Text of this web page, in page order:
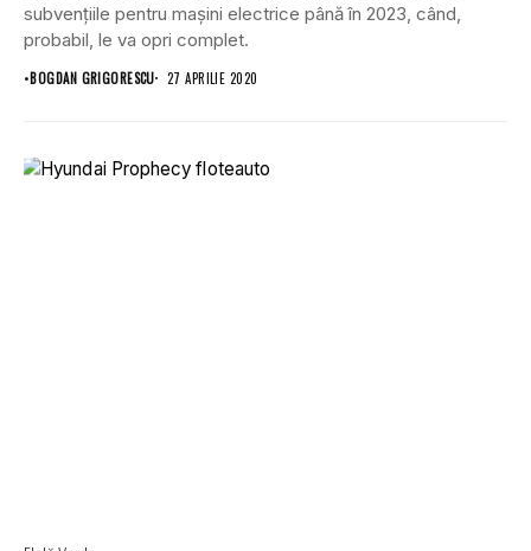
subvențiile pentru mașini electrice până în 2023, când,
probabil, le va opri complet.
•BOGDAN GRIGORESCU 27 APRILIE 2020